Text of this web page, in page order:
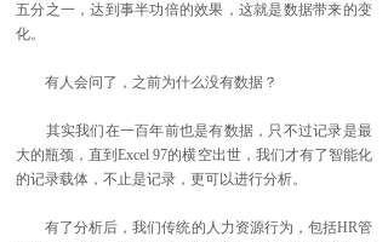
五分之一，达到事半功倍的效果，这就是数据带来的变
化。
有人会问了，之前为什么没有数据？
其实我们在一百年前也是有数据，只不过记录是最
大的瓶颈，直到Excel 97的横空出世，我们才有了智能化
的记录载体，不止是记录，更可以进行分析。
有了分析后，我们传统的人力资源行为，包括HR管